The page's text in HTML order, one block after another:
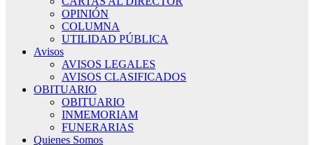
OPINIÓN
COLUMNA
UTILIDAD PÚBLICA
Avisos
AVISOS LEGALES
AVISOS CLASIFICADOS
OBITUARIO
OBITUARIO
INMEMORIAM
FUNERARIAS
Quienes Somos